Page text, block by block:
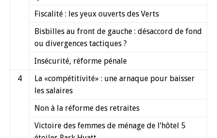
Fiscalité : les yeux ouverts des Verts
Bisbilles au front de gauche : désaccord de fond
ou divergences tactiques ?
Insécurité, réforme pénale
4
La «compétitivité» : une arnaque pour baisser
les salaires
Non à la réforme des retraites
Victoire des femmes de ménage de l’hôtel 5